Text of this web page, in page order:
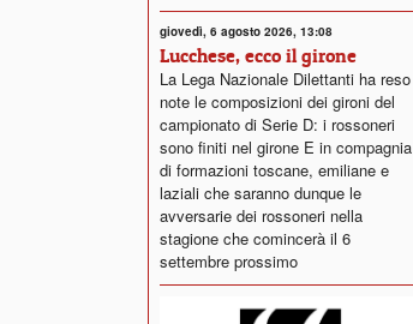
giovedì, 6 agosto 2026, 13:08
Lucchese, ecco il girone
La Lega Nazionale Dilettanti ha reso
note le composizioni dei gironi del
campionato di Serie D: i rossoneri
sono finiti nel girone E in compagnia
di formazioni toscane, emiliane e
laziali che saranno dunque le
avversarie dei rossoneri nella
stagione che comincerà il 6
settembre prossimo